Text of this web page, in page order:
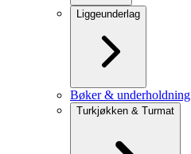
Liggeunderlag
Bøker & underholdning
Turkjøkken & Turmat